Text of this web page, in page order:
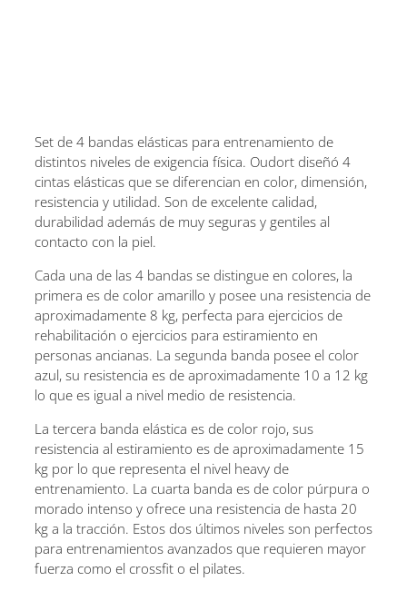
Set de 4 bandas elásticas para entrenamiento de
distintos niveles de exigencia física. Oudort diseñó 4
cintas elásticas que se diferencian en color, dimensión,
resistencia y utilidad. Son de excelente calidad,
durabilidad además de muy seguras y gentiles al
contacto con la piel.
Cada una de las 4 bandas se distingue en colores, la
primera es de color amarillo y posee una resistencia de
aproximadamente 8 kg, perfecta para ejercicios de
rehabilitación o ejercicios para estiramiento en
personas ancianas. La segunda banda posee el color
azul, su resistencia es de aproximadamente 10 a 12 kg
lo que es igual a nivel medio de resistencia.
La tercera banda elástica es de color rojo, sus
resistencia al estiramiento es de aproximadamente 15
kg por lo que representa el nivel heavy de
entrenamiento. La cuarta banda es de color púrpura o
morado intenso y ofrece una resistencia de hasta 20
kg a la tracción. Estos dos últimos niveles son perfectos
para entrenamientos avanzados que requieren mayor
fuerza como el crossfit o el pilates.